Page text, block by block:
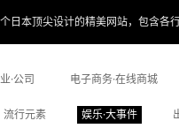
日本顶尖设计的精美网站，包含各
·公司 电子商务·在线商城
流行元素 娱乐·大事件